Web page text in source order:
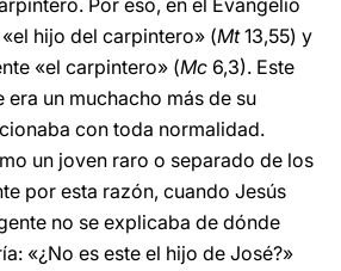
Por eso, en el Evangelio
hijo del carpintero» (Mt13,55) y
«el carpintero» (Mc 6,3). Este
era un muchacho más de su
con toda normalidad.
un joven raro o separado de los
por esta razón, cuando Jesús
no se explicaba de dónde
«¿No es este el hijo de José?»